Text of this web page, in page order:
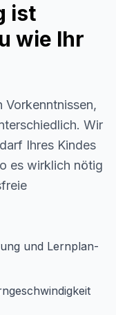
ist
wie Ihr
Vorkenntnissen,
Wir
Ihres Kindes
es wirklich nötig
und Lernplan-